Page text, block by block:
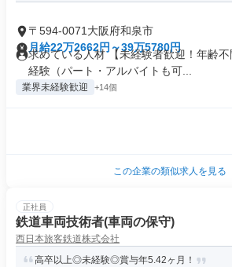
〒594-0071大阪府和泉市
月給22万2662円～39万5780円
求めている人材 【未経験者歓迎！年齢
経験（パート・アルバイトも可...
業界未経験歓迎 +14個
この企業の類似求人を見る
正社員
鉄道車両技術者(車両の保守)
西日本旅客鉄道株式会社
高卒以上◎未経験◎賞与年5.42ヶ月！